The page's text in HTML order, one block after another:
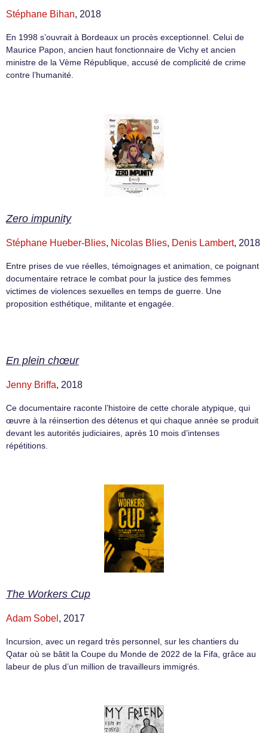
Stéphane Bihan, 2018
En 1998 s’ouvrait à Bordeaux un procès exceptionnel. Celui de
Maurice Papon, ancien haut fonctionnaire de Vichy et ancien
ministre de la Vème République, accusé de complicité de crime
contre l’humanité.
Zero impunity
Stéphane Hueber-Blies, Nicolas Blies, Denis Lambert, 2018
Entre prises de vue réelles, témoignages et animation, ce poignant
documentaire retrace le combat pour la justice des femmes
victimes de violences sexuelles en temps de guerre. Une
proposition esthétique, militante et engagée.
En plein chœur
Jenny Briffa, 2018
Ce documentaire raconte l’histoire de cette chorale atypique, qui
œuvre à la réinsertion des détenus et qui chaque année se produit
devant les autorités judiciaires, après 10 mois d’intenses
répétitions.
The Workers Cup
Adam Sobel , 2017
Incursion, avec un regard très personnel, sur les chantiers du
Qatar où se bâtit la Coupe du Monde de 2022 de la Fifa, grâce au
labeur de plus d’un million de travailleurs immigrés.